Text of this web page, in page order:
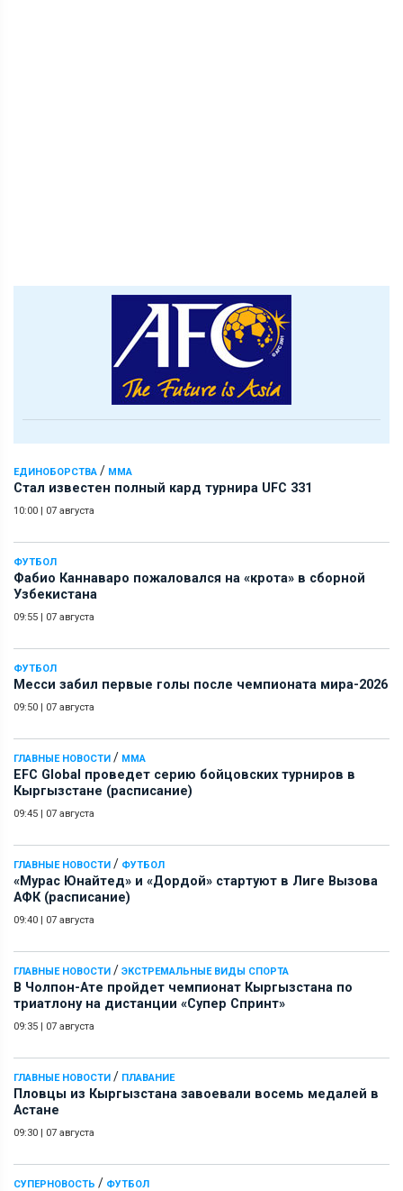
ЕДИНОБОРСТВА / ММА
Стал известен полный кард турнира UFC 331
10:00 | 07 августа
ФУТБОЛ
Фабио Каннаваро пожаловался на «крота» в сборной
Узбекистана
09:55 | 07 августа
ФУТБОЛ
Месси забил первые голы после чемпионата мира-2026
09:50 | 07 августа
ГЛАВНЫЕ НОВОСТИ / ММА
EFC Global проведет серию бойцовских турниров в
Кыргызстане (расписание)
09:45 | 07 августа
ГЛАВНЫЕ НОВОСТИ / ФУТБОЛ
«Мурас Юнайтед» и «Дордой» стартуют в Лиге Вызова
АФК (расписание)
09:40 | 07 августа
ГЛАВНЫЕ НОВОСТИ / ЭКСТРЕМАЛЬНЫЕ ВИДЫ СПОРТА
В Чолпон-Ате пройдет чемпионат Кыргызстана по
триатлону на дистанции «Супер Спринт»
09:35 | 07 августа
ГЛАВНЫЕ НОВОСТИ / ПЛАВАНИЕ
Пловцы из Кыргызстана завоевали восемь медалей в
Астане
09:30 | 07 августа
СУПЕРНОВОСТЬ / ФУТБОЛ